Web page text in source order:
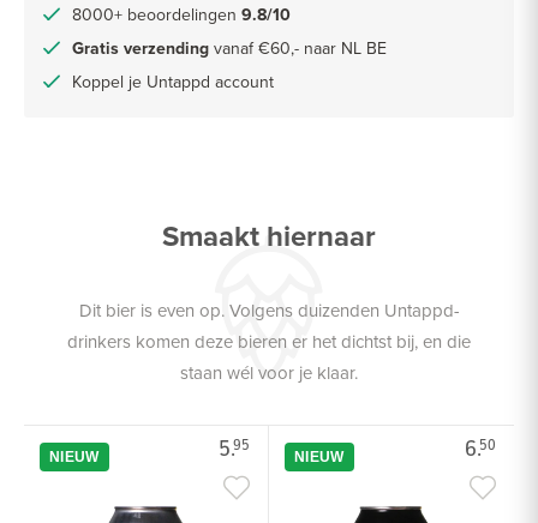
8000+ beoordelingen 9.8/10
Gratis verzending vanaf €60,- naar NL BE
Koppel je Untappd account
Smaakt hiernaar
Dit bier is even op. Volgens duizenden Untappd-
drinkers komen deze bieren er het dichtst bij, en die
staan wél voor je klaar.
5.95
NIEUW 6.50
NIEUW